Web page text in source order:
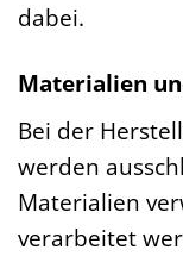
dabei.
Materialien
Bei der
werden
Materialien
verarbeitet